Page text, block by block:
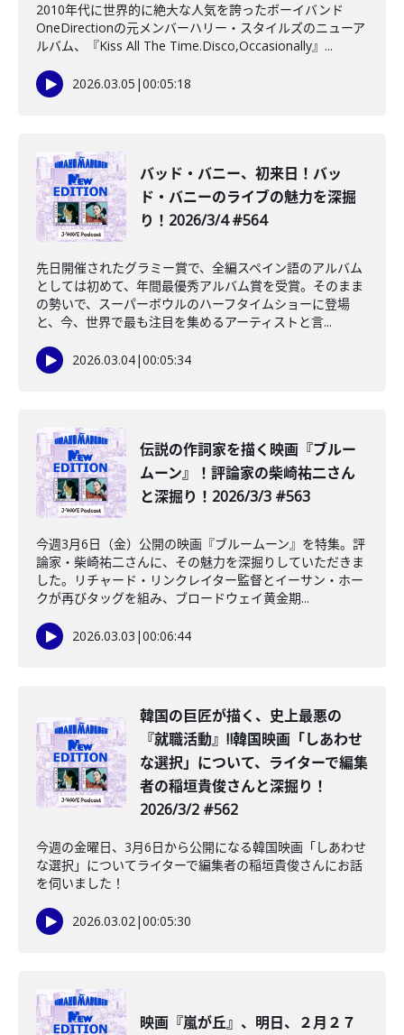
2010年代に世界的に絶大な人気を誇ったボーイバンド
OneDirectionの元メンバーハリー・スタイルズのニューア
ルバム、『Kiss All The Time.Disco,Occasionally』...
2026.03.05 |00:05:18
バッド・バニー、初来日！バッ
ド・バニーのライブの魅力を深掘
り！2026/3/4 #564
先日開催されたグラミー賞で、全編スペイン語のアルバム
としては初めて、年間最優秀アルバム賞を受賞。そのまま
の勢いで、スーパーボウルのハーフタイムショーに登場
と、今、世界で最も注目を集めるアーティストと言...
2026.03.04|00:05:34
️伝説の作詞家を描く映画『ブルー
ムーン』！評論家の柴崎祐二さん
と深掘り！2026/3/3 #563
今週3月6日（金）公開の映画『ブルームーン』を特集。評
論家・柴崎祐二さんに、その魅力を深掘りしていただきま
した。リチャード・リンクレイター監督とイーサン・ホー
クが再びタッグを組み、ブロードウェイ黄金期...
2026.03.03 |00:06:44
韓国の巨匠が描く、史上最悪の
『就職活動』‼韓国映画「しあわせ
な選択」について、ライターで編集
者の稲垣貴俊さんと深掘り！
2026/3/2 #562
今週の金曜日、3月6日から公開になる韓国映画「しあわせ
な選択」についてライターで編集者の稲垣貴俊さんにお話
を伺いました！
2026.03.02|00:05:30
映画『嵐が丘』、明日、２月２７